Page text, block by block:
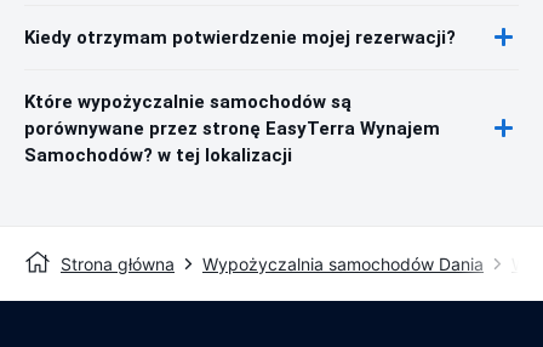
Kiedy otrzymam potwierdzenie mojej rezerwacji?
Które wypożyczalnie samochodów są
porównywane przez stronę EasyTerra Wynajem
Samochodów? w tej lokalizacji
Strona główna Wypożyczalnia samochodów Dania